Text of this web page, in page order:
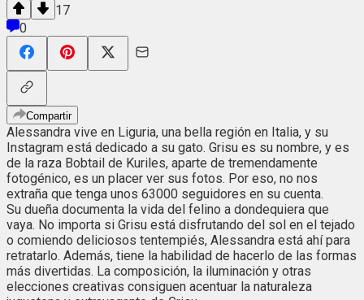
17
0
Compartir
Alessandra vive en Liguria, una bella región en Italia, y su
Instagram está dedicado a su gato. Grisu es su nombre, y es
de la raza Bobtail de Kuriles, aparte de tremendamente
fotogénico, es un placer ver sus fotos. Por eso, no nos
extraña que tenga unos 63000 seguidores en su cuenta.
Su dueña documenta la vida del felino a dondequiera que
vaya. No importa si Grisu está disfrutando del sol en el tejado
o comiendo deliciosos tentempiés, Alessandra está ahí para
retratarlo. Además, tiene la habilidad de hacerlo de las formas
más divertidas. La composición, la iluminación y otras
elecciones creativas consiguen acentuar la naturaleza